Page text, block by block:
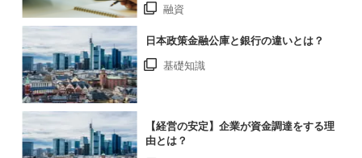
融資
日本政策金融公庫と銀行の違いとは？
基礎知識
【経営の安定】企業が資金調達をする理
由とは？